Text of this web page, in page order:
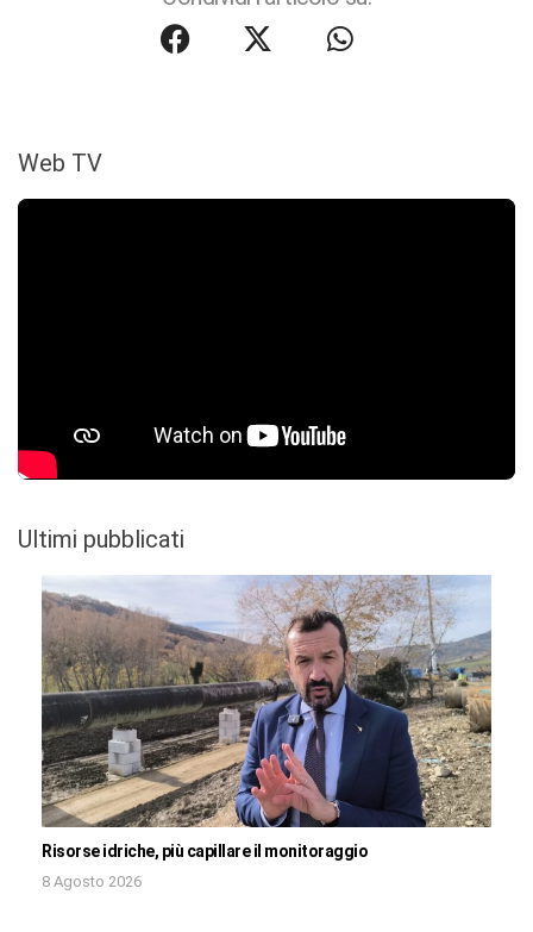
Web TV
Ultimi pubblicati
Risorse idriche, più capillare il monitoraggio
8 Agosto 2026